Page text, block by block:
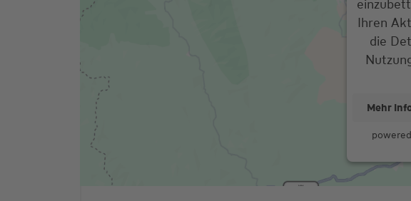
Ihren
die
Mehr